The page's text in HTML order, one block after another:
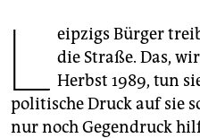
wahrheit
verlag
verlag
L eipzigs Bürger
die Straße. Das,
Herbst 1989, tun
politische Druck auf sie
nur noch Gegendruck